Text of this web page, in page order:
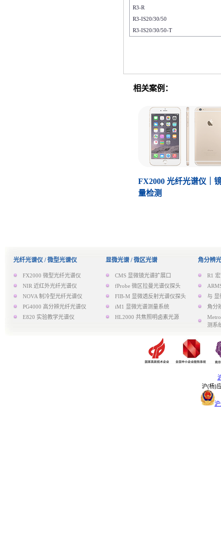
R3-R
R3-IS20/30/50
R3-IS20/30/50-T
相关案例：
FX2000 光纤光谱仪｜
量检测
光纤光谱仪 / 微型光谱仪
FX2000 微型光纤光谱仪
NIR 近红外光纤光谱仪
NOVA 制冷型光纤光谱仪
PG4000 高分辨光纤光谱仪
E820 实验教学光谱仪
显微光谱 / 微区光谱
CMS 显微镜光谱扩展口
fProbe 微区拉曼光谱仪探头
FIB-M 显微透反射光谱仪探头
iM1 显微光谱测量系统
HL2000 共焦照明卤素光源
角分辨
R1
与 显
角分
测系
沪(杨)
沪